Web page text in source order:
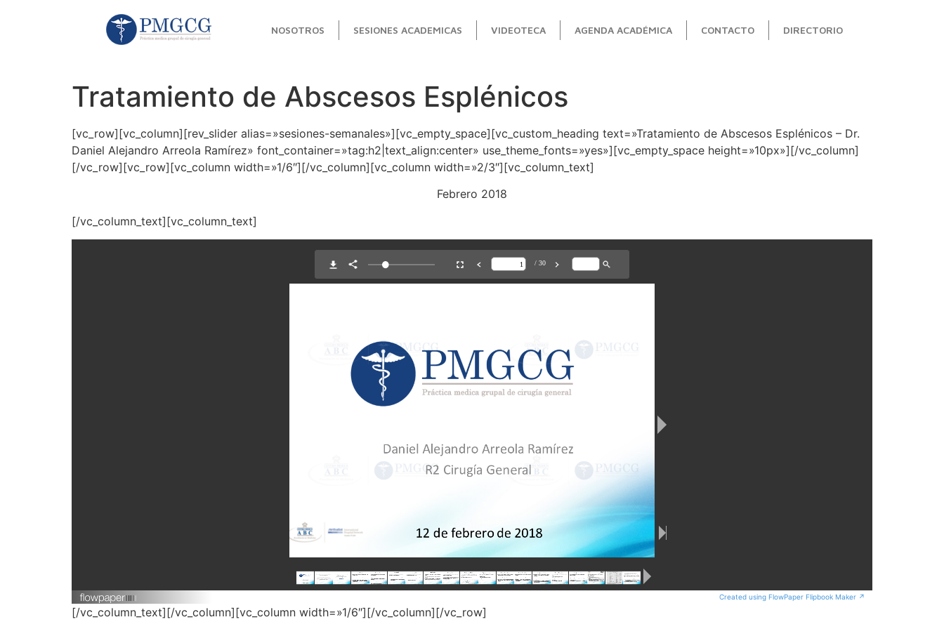
NOSOTROS SESIONES ACADEMICAS VIDEOTECA AGENDA ACADÉMICA CONTACTO DIRECTORIO
Tratamiento de Abscesos Esplénicos
[vc_row][vc_column][rev_slider alias=»sesiones-semanales»][vc_empty_space][vc_custom_heading text=»Tratamiento de Abscesos Esplénicos – Dr.
Daniel Alejandro Arreola Ramírez» font_container=»tag:h2|text_align:center» use_theme_fonts=»yes»][vc_empty_space height=»10px»][/vc_column]
[/vc_row][vc_row][vc_column width=»1/6″][/vc_column][vc_column width=»2/3″][vc_column_text]
Febrero 2018
[/vc_column_text][vc_column_text]
Created using FlowPaper Flipbook Maker ↗
[/vc_column_text][/vc_column][vc_column width=»1/6″][/vc_column][/vc_row]